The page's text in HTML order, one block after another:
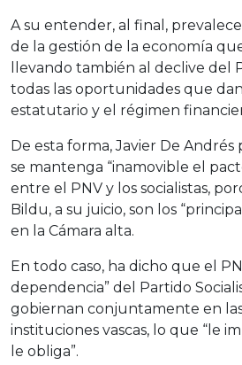
A su entender, al final, prevalece
de la gestión de la economía
llevando también al declive del
todas las oportunidades que
estatutario y el régimen
De esta forma, Javier De
se mantenga “inamovible el
entre el PNV y los socialistas,
Bildu, a su juicio, son los
en la Cámara alta.
En todo caso, ha dicho que el
dependencia” del Partido
gobiernan conjuntamente en
instituciones vascas, lo que “le
le obliga”.